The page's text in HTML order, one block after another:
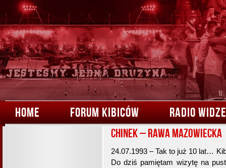
HOME FORUM KIBICÓW RADIO
Chinek – Rawa Mazowiecka
24.07.1993 – Tak to już 10 lat…
Do dziś pamiętam wizytę na